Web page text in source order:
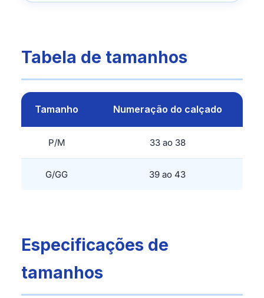
Tabela de tamanhos
Tamanho Numeração do calçado
P/M 33 ao 38
G/GG 39 ao 43
Especificações de
tamanhos